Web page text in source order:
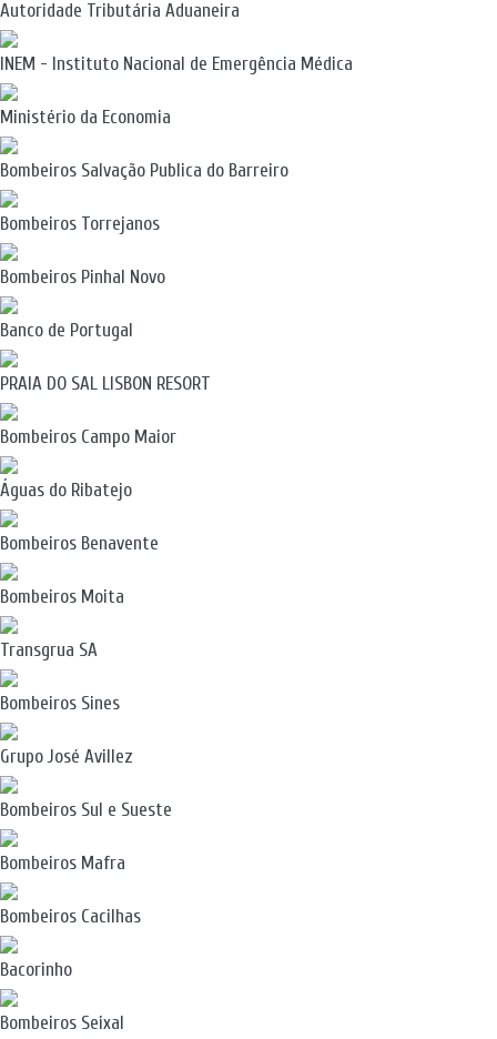
Autoridade Tributária Aduaneira
INEM - Instituto Nacional de Emergência Médica
Ministério da Economia
Bombeiros Salvação Publica do Barreiro
Bombeiros Torrejanos
Bombeiros Pinhal Novo
Banco de Portugal
PRAIA DO SAL LISBON RESORT
Bombeiros Campo Maior
Águas do Ribatejo
Bombeiros Benavente
Bombeiros Moita
Transgrua SA
Bombeiros Sines
Grupo José Avillez
Bombeiros Sul e Sueste
Bombeiros Mafra
Bombeiros Cacilhas
Bacorinho
Bombeiros Seixal